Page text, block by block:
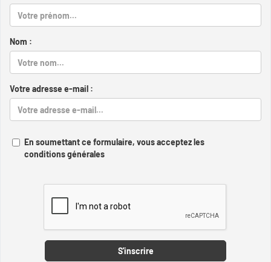
Nom :
Votre adresse e-mail :
En soumettant ce formulaire, vous acceptez les
conditions générales
S'inscrire